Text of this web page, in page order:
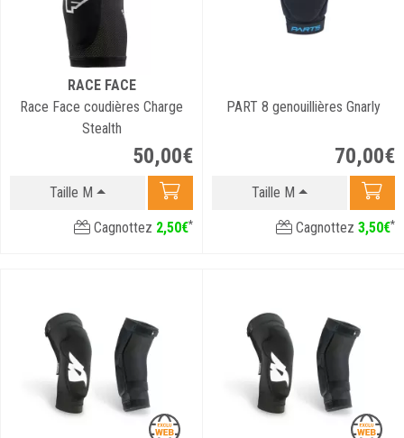
RACE FACE
Race Face coudières Charge
Stealth
50,00€
Taille M
Cagnottez 2,50€*
PART 8 genouillières Gnarly
70,00€
Taille M
Cagnottez 3,50€*